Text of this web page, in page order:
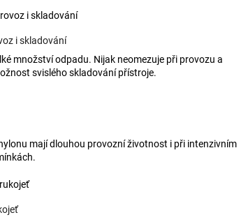
i skladování
množství odpadu. Nijak neomezuje při provozu a
svislého skladování přístroje.
mají dlouhou provozní životnost i při intenzivním